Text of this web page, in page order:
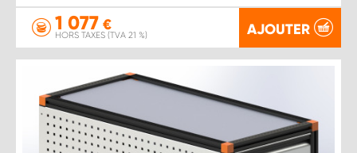
1 077 €
HORS TAXES (TVA 21 %) AJOUTER